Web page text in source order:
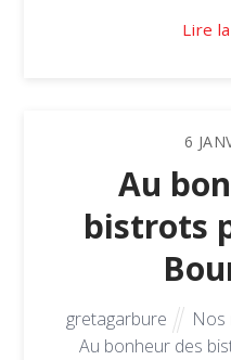
Lire
6
Au
bistrots
gretagarbure Nos
Au bonheur des